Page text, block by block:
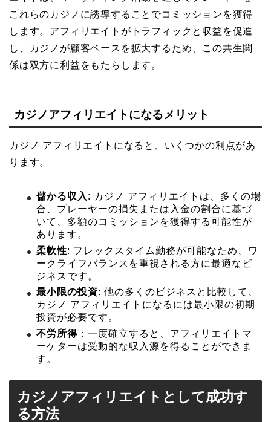
これらのカジノに誘導することでコミッションを獲得
します。アフィリエイトがトラフィックと収益を促進
し、カジノが顧客ベースを拡大するため、この共生関
係は双方に利益をもたらします。
カジノアフィリエイトになるメリット
カジノ アフィリエイトになると、いくつかの利点があ
ります。
儲かる収入 : カジノ アフィリエイトは、多くの場
合、プレーヤーの損失または入金の割合に基づ
いて、多額のコミッションを獲得する可能性が
あります。
柔軟性: フレックスタイム勤務が可能なため、ワ
ークライフバランスを重視される方に最適なビ
ジネスです。
最小限の投資: 他の多くのビジネスと比較して、
カジノ アフィリエイトになるには最小限の初期
投資が必要です。
不労所得 ：一度確立すると、アフィリエイトマ
ーケターは受動的な収入源を得ることができま
す。
カジノアフィリエイトとして成功す
る方法